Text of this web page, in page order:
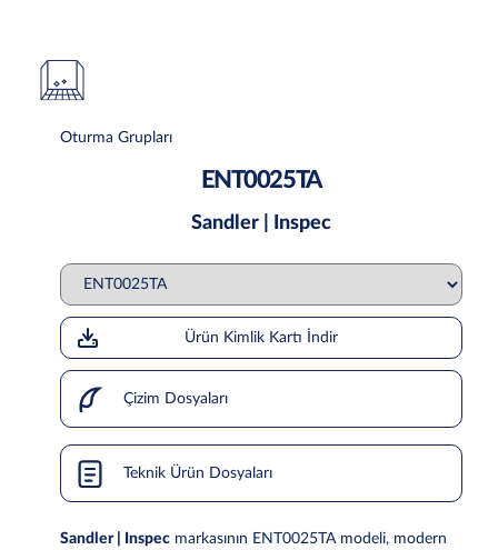
Oturma Grupları
ENT0025TA
Sandler | Inspec
Ürün Kimlik Kartı İndir
Çizim Dosyaları
Teknik Ürün Dosyaları
Sandler | Inspecmarkasının ENT0025TA modeli, modern